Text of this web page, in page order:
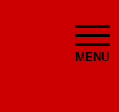
MENU